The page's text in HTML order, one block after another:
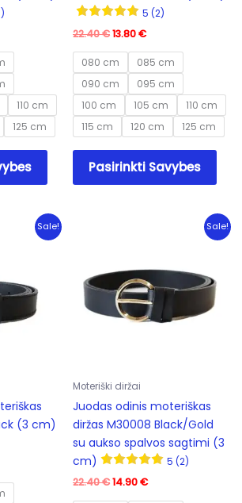
110 cm
125 cm
This
product
has
variants.
The
page
5 (2)
22.40€Original
was:
22.40 €.
13.80€Current
is:
13.80 €.
080 cm
085 cm
090 cm
095 cm
100 cm
105 cm
110 cm
115 cm
120 cm 125 cm
Pasirinkti Savybes
This
has
The
may
Sale!
(3 cm)
Sale!
Moteriški diržai
Juodas odinis moteriškas
diržas M30008 Black/Gold
su aukso spalvos sagtimi (3
cm)
5 (2)
22.40€Original
14.90€Current